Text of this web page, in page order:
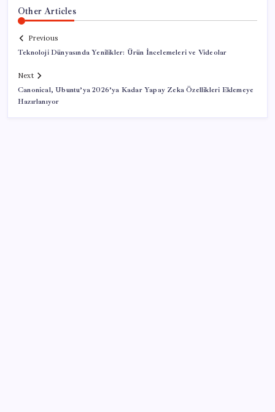
Other Articles
Previous
Teknoloji Dünyasında Yenilikler: Ürün İncelemeleri ve Videolar
Next
Canonical, Ubuntu’ya 2026’ya Kadar Yapay Zeka Özellikleri Eklemeye
Hazırlanıyor